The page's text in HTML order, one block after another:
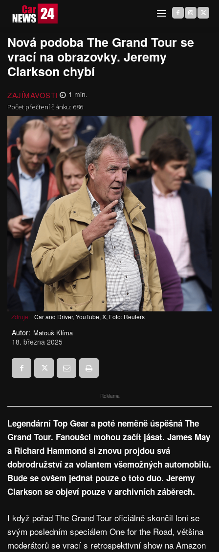
Nová podoba The Grand Tour se
vrací na obrazovky. Jeremy
Clarkson chybí
ZAJÍMAVOSTI 1 min.
Počet přečtení článku: 686
Zdroje: Car and Driver, YouTube, X, Foto: Reuters
Autor: Matouš Klíma
18. března 2025
Reklama
Legendární Top Gear a poté neměně úspěšná The
Grand Tour. Fanoušci mohou začít jásat. James May
a Richard Hammond si znovu projdou svá
dobrodružství za volantem všemožných automobilů.
Bude se ovšem jednat pouze o toto duo. Jeremy
Clarkson se objeví pouze v archivních záběrech.
I když pořad The Grand Tour oficiálně skončil loni se
svým posledním speciálem One for the Road, většina
moderátorů se vrací s retrospektivní show na Amazon